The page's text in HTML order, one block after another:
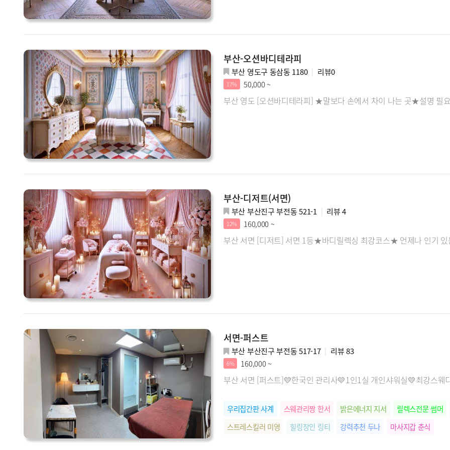
부산-오션바디테라피
부산 영도구 동삼동 1180 리뷰0
17% 50,000 ~
부산 영도 [오션바디테라피] ★말보다 손에서 차이 나는 곳★설명 필
부산-디저트(서면)
부산 부산진구 부전동 521-1 리뷰4
12% 160,000 ~
부산 서면 [디저트] 서면 1등★바디릴렉싱 최강코스★ 언제나 인기 있
서면-퍼스트
부산 부산진구 부전동 517-17 리뷰83
6% 160,000 ~
부산 서면 [퍼스트]💛한국인 관리사💛1인1실 개인샤워실💛최강스
우리집간판 사계 스웨관리짱 한서 밝은에너지 지서 릴렉스전문 썸머
스트레스킬러 미영
힐링장인 링티 강력추천 두나 마사지갑 춘식